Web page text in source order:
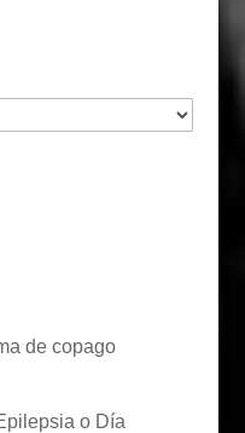
de copago
o Día